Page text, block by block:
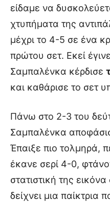
είδαμε να
χτυπήματα της
μέχρι το 4-5 σε ένα
πρώτου σετ. Εκεί
Σαμπαλένκα κέρδισε
και καθάρισε το σετ
Πάνω στο 2-3 του
Σαμπαλένκα
Έπαιξε πιο τολμηρά,
έκανε σερί 4-0,
στατιστική της εικόνα
δείχνει μια παίκτρια